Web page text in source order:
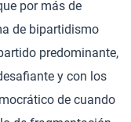
por más de
de bipartidismo
predominante,
y con los
de cuando